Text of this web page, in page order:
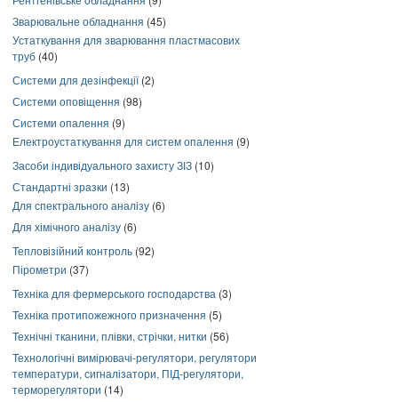
Зварювальне обладнання (45)
Устаткування для зварювання пластмасових
труб (40)
Системи для дезінфекції(2)
Системи оповіщення (98)
Системи опалення (9)
Електроустаткування для систем опалення (9)
Засоби індивідуального захисту ЗІЗ (10)
Стандартні зразки (13)
Для спектрального аналізу (6)
Для хімічного аналізу (6)
Тепловізійний контроль (92)
Пірометри (37)
Техніка для фермерського господарства (3)
Техніка протипожежного призначення (5)
Технічні тканини, плівки, стрічки, нитки (56)
Технологічні вимірювачі-регулятори, регулятори
температури, сигналізатори, ПІД-регулятори,
терморегулятори (14)